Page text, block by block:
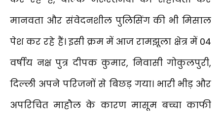
मानवता और संवेदनशील पुलिसिंग की भी मिसाल
पेश कर रहे हैं। इसी क्रम में आज रामझूला क्षेत्र में 04
वर्षीय नक्ष पुत्र दीपक कुमार, निवासी गोकुलपुरी,
दिल्ली अपने परिजनों से बिछड़ गया। भारी भीड़ और
अपरिचित माहौल के कारण मासूम बच्चा काफी